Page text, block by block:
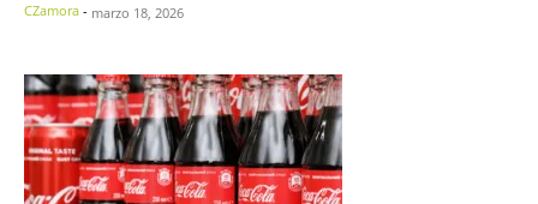
CZamora - marzo 18, 2026